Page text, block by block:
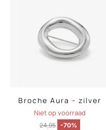
Broche Aura - zilver
Niet op voorraad
24,95 -70%